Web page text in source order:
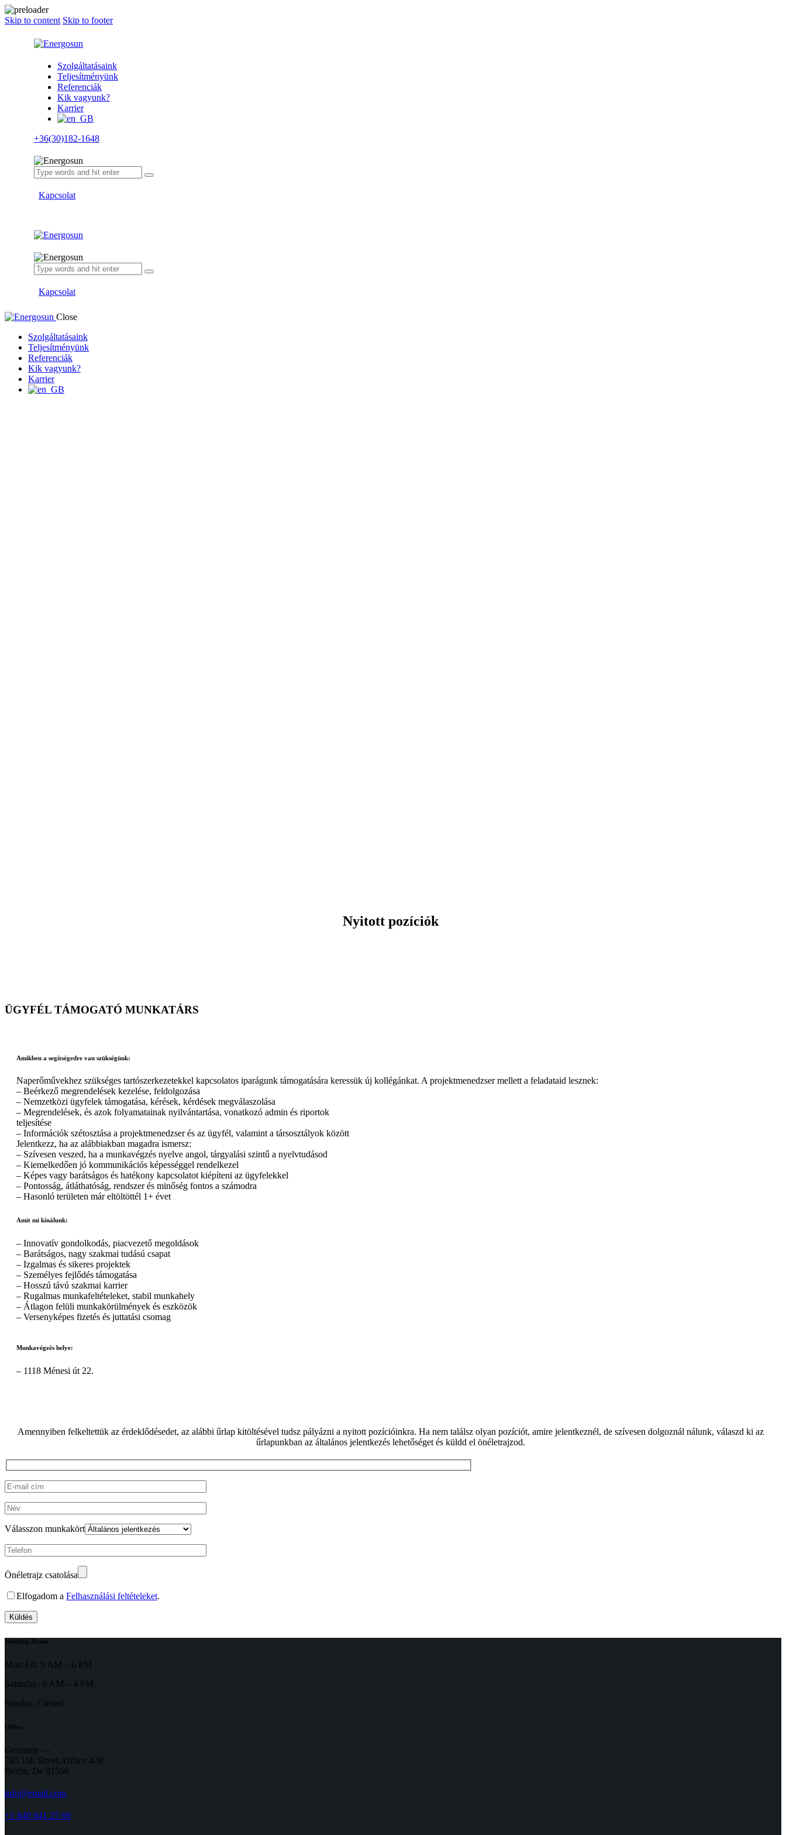
Skip to content Skip to footer
Szolgáltatásaink
Teljesítményünk
Referenciák
Kik vagyunk?
Karrier
+36(30)182-1648
Kapcsolat
Kapcsolat
Close
Szolgáltatásaink
Teljesítményünk
Referenciák
Kik vagyunk?
Karrier
Nyitott pozíciók
ÜGYFÉL TÁMOGATÓ MUNKATÁRS
Amikben a segítségedre van szükségünk:
Naperőművekhez szükséges tartószerkezetekkel kapcsolatos iparágunk támogatására keressük új kollégánkat. A projektmenedzser mellett a feladataid lesznek:
– Beérkező megrendelések kezelése, feldolgozása
– Nemzetközi ügyfelek támogatása, kérések, kérdések megválaszolása
– Megrendelések, és azok folyamatainak nyilvántartása, vonatkozó admin és riportok
teljesítése
– Információk szétosztása a projektmenedzser és az ügyfél, valamint a társosztályok között
Jelentkezz, ha az alábbiakban magadra ismersz:
– Szívesen veszed, ha a munkavégzés nyelve angol, tárgyalási szintű a nyelvtudásod
– Kiemelkedően jó kommunikációs képességgel rendelkezel
– Képes vagy barátságos és hatékony kapcsolatot kiépíteni az ügyfelekkel
– Pontosság, átláthatóság, rendszer és minőség fontos a számodra
– Hasonló területen már eltöltöttél 1+ évet
Amit mi kínálunk:
– Innovatív gondolkodás, piacvezető megoldások
– Barátságos, nagy szakmai tudású csapat
– Izgalmas és sikeres projektek
– Személyes fejlődés támogatása
– Hosszú távú szakmai karrier
– Rugalmas munkafeltételeket, stabil munkahely
– Átlagon felüli munkakörülmények és eszközök
– Versenyképes fizetés és juttatási csomag
Munkavégzés helye:
– 1118 Ménesi út 22.
Amennyiben felkeltettük az érdeklődésedet, az alábbi űrlap kitöltésével tudsz pályázni a nyitott pozícióinkra. Ha nem találsz olyan pozíciót, amire jelentkeznél, de szívesen dolgoznál nálunk, válaszd ki az
űrlapunkban az általános jelentkezés lehetőséget és küldd el önéletrajzod.
Válasszon munkakört
Önéletrajz csatolása
Elfogadom a Felhasználási feltételeket.
Working Hours
Mon-Fri: 9 AM – 6 PM
Saturday: 9 AM – 4 PM
Sunday: Closed
Office
Germany —
785 15h Street, Office 478
Berlin, De 81566
info@email.com
+1 840 841 25 69